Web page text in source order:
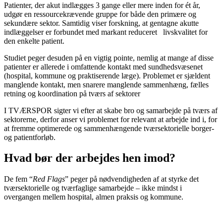
Patienter, der akut indlægges 3 gange eller mere inden for ét år,
udgør en ressourcekrævende gruppe for både den primære og
sekundære sektor. Samtidig viser forskning, at gentagne akutte
indlæggelser er forbundet med markant reduceret livskvalitet for
den enkelte patient.
Studiet peger desuden på en vigtig pointe, nemlig at mange af disse
patienter er allerede i omfattende kontakt med sundhedsvæsenet
(hospital, kommune og praktiserende læge). Problemet er sjældent
manglende kontakt, men snarere manglende sammenhæng, fælles
retning og koordination på tværs af sektorer
I TVÆRSPOR sigter vi efter at skabe bro og samarbejde på tværs af
sektorerne, derfor anser vi problemet for relevant at arbejde ind i, for
at fremme optimerede og sammenhængende tværsektorielle borger-
og patientforløb.
Hvad bør der arbejdes hen imod?
De fem “Red Flags” peger på nødvendigheden af at styrke det
tværsektorielle og tværfaglige samarbejde – ikke mindst i
overgangen mellem hospital, almen praksis og kommune.